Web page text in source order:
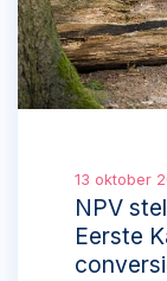
13 oktober
NPV
Eerste